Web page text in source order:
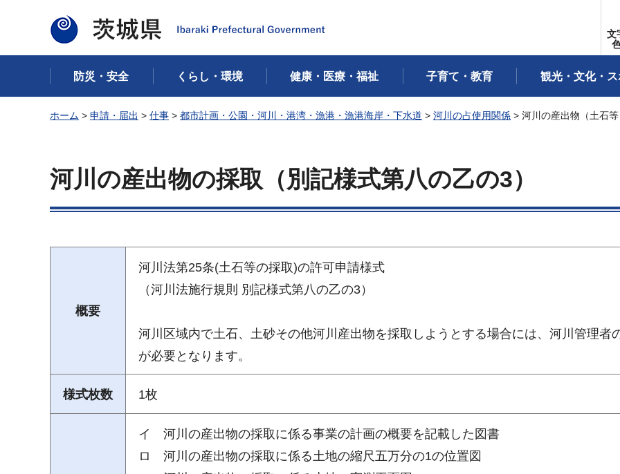
茨城県
文
防災・安全 くらし・環境 健康・医療・福祉 子育て・教育 観光・文化・
ホーム > 申請・届出 > 仕事 > 都市計画・公園・河川・港湾・漁港・漁港海岸・下水道 > 河川の占使用関係 > 河川の産出物（土石
河川の産出物の採取（別記様式第八の乙の3）
概要
河川法第25条(土石等の採取)の許可申請様式
（河川法施行規則 別記様式第八の乙の3）
河川区域内で土石、土砂その他河川産出物を採取しようとする場合には、河川管理者
が必要となります。
様式枚数 1枚
イ 河川の産出物の採取に係る事業の計画の概要を記載した図書
ロ 河川の産出物の採取に係る土地の縮尺五万分の1の位置図